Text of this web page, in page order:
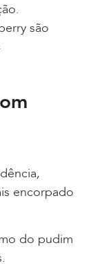
são
encorpado
do pudim